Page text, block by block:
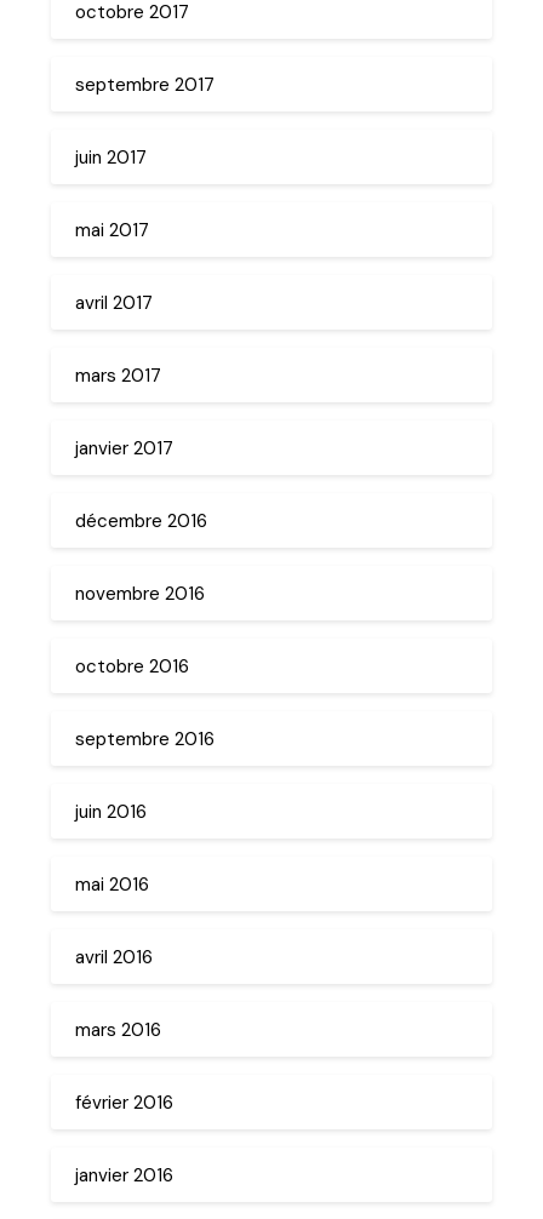
octobre 2017
septembre 2017
juin 2017
mai 2017
avril 2017
mars 2017
janvier 2017
décembre 2016
novembre 2016
octobre 2016
septembre 2016
juin 2016
mai 2016
avril 2016
mars 2016
février 2016
janvier 2016